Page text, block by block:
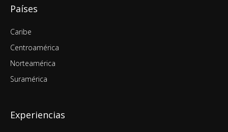
Países
Caribe
Centroamérica
Norteamérica
Suramérica
Experiencias